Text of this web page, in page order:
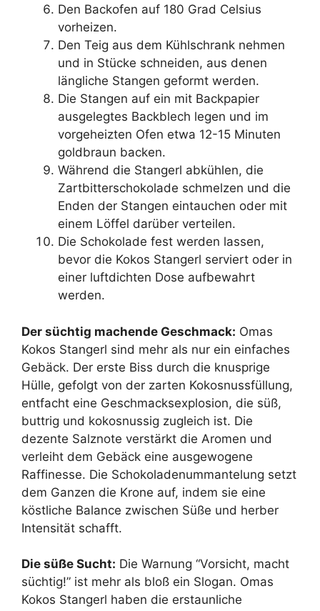
Den Backofen auf 180 Grad Celsius
vorheizen.
Den Teig aus dem Kühlschrank nehmen
und in Stücke schneiden, aus denen
längliche Stangen geformt werden.
Die Stangen auf ein mit Backpapier
ausgelegtes Backblech legen und im
vorgeheizten Ofen etwa 12-15 Minuten
goldbraun backen.
Während die Stangerl abkühlen, die
Zartbitterschokolade schmelzen und die
Enden der Stangen eintauchen oder mit
einem Löffel darüber verteilen.
Die Schokolade fest werden lassen,
bevor die Kokos Stangerl serviert oder in
einer luftdichten Dose aufbewahrt
werden.
Der süchtig machende Geschmack: Omas
Kokos Stangerl sind mehr als nur ein einfaches
Gebäck. Der erste Biss durch die knusprige
Hülle, gefolgt von der zarten Kokosnussfüllung,
entfacht eine Geschmacksexplosion, die süß,
buttrig und kokosnussig zugleich ist. Die
dezente Salznote verstärkt die Aromen und
verleiht dem Gebäck eine ausgewogene
Raffinesse. Die Schokoladenummantelung setzt
dem Ganzen die Krone auf, indem sie eine
köstliche Balance zwischen Süße und herber
Intensität schafft.
Die süße Sucht: Die Warnung “Vorsicht, macht
süchtig!” ist mehr als bloß ein Slogan. Omas
Kokos Stangerl haben die erstaunliche